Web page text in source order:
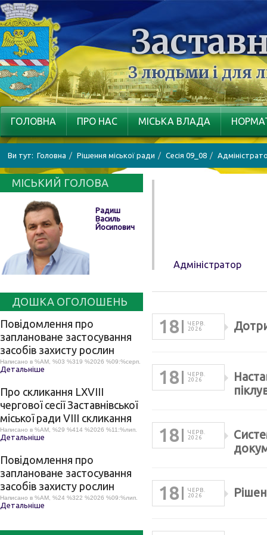
З людьми і для
ГОЛОВНА ПРО НАС МІСЬКА ВЛАДА
Ви тут: Головна Рішення міської ради Cесія 09_08
МІСЬКИЙ ГОЛОВА
Радиш
Василь
Йосипович
ДОШКА ОГОЛОШЕНЬ
Повідомлення про
заплановане застосування
засобів захисту рослин
Написано в %AM, %03 %319 %2026 %09:%серп.
Детальніше
Про скликання LХVІІІ
чергової сесії Заставнівської
міської ради VIII скликання
Написано в %AM, %29 %414 %2026 %11:%лип.
Детальніше
Повідомлення про
заплановане застосування
засобів захисту рослин
Написано в %AM, %24 %322 %2026 %09:%лип.
Детальніше
Адміністратор
18
ЧЕРВ.
2026
18
ЧЕРВ.
2026
18
ЧЕРВ.
2026
18
ЧЕРВ.
2026